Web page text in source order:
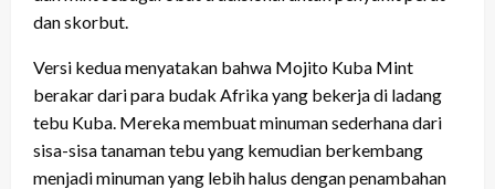
dan skorbut.
Versi kedua menyatakan bahwa Mojito Kuba Mint
berakar dari para budak Afrika yang bekerja di ladang
tebu Kuba. Mereka membuat minuman sederhana dari
sisa-sisa tanaman tebu yang kemudian berkembang
menjadi minuman yang lebih halus dengan penambahan